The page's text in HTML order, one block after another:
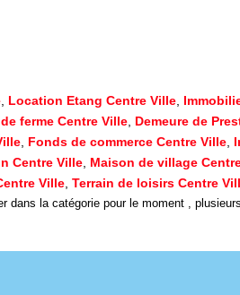
Location Etang Centre Ville
ferme Centre Ville Demeure de
Fonds de commerce Centre Ville
Centre Ville Maison de village
Ville Terrain de loisirs Centre
dans la catégorie pour le moment ,